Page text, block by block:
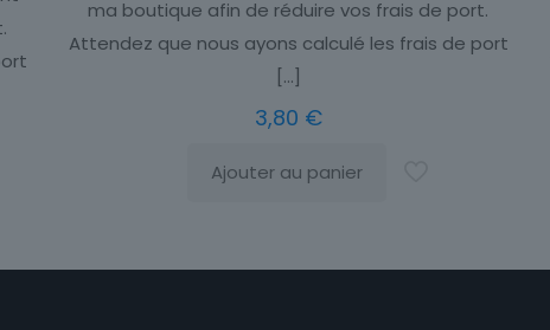
ma boutique afin de réduire vos frais de port.
Attendez que nous ayons calculé les frais de port
[…]
3,80 €
Ajouter au panier